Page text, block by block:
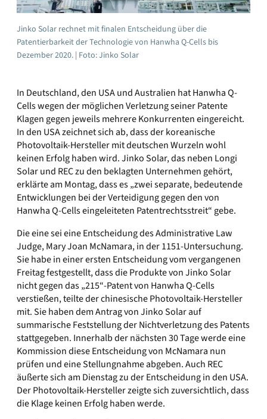
Jinko Solar rechnet mit finalen Entscheidung über die
Patentierbarkeit der Technologie von Hanwha Q-Cells bis
Dezember 2020. | Foto: Jinko Solar
In Deutschland, den USA und Australien hat Hanwha Q-
Cells wegen der möglichen Verletzung seiner Patente
Klagen gegen jeweils mehrere Konkurrenten eingereicht.
In den USA zeichnet sich ab, dass der koreanische
Photovoltaik-Hersteller mit deutschen Wurzeln wohl
keinen Erfolg haben wird. Jinko Solar, das neben Longi
Solar und REC zu den beklagten Unternehmen gehört,
erklärte am Montag, dass es „zwei separate, bedeutende
Entwicklungen bei der Verteidigung gegen den von
Hanwha Q-Cells eingeleiteten Patentrechtsstreit“ gebe.
Die eine sei eine Entscheidung des Administrative Law
Judge, Mary Joan McNamara, in der 1151-Untersuchung.
Sie habe in einer ersten Entscheidung vom vergangenen
Freitag festgestellt, dass die Produkte von Jinko Solar
nicht gegen das „215“-Patent von Hanwha Q-Cells
verstießen, teilte der chinesische Photovoltaik-Hersteller
mit. Sie haben dem Antrag von Jinko Solar auf
summarische Feststellung der Nichtverletzung des Patents
stattgegeben. Innerhalb der nächsten 30 Tage werde eine
Kommission diese Entscheidung von McNamara nun
prüfen und eine Stellungnahme abgeben. Auch REC
äußerte sich am Dienstag zu der Entscheidung in den USA.
Der Photovoltaik-Hersteller zeigte sich zuversichtlich, dass
die Klage keinen Erfolg haben werde.